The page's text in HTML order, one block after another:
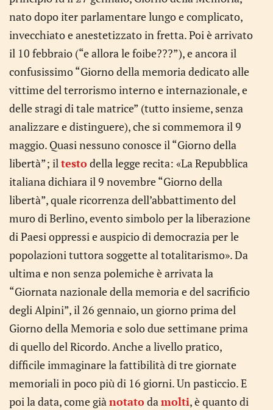
nato dopo iter parlamentare lungo e complicato,
invecchiato e anestetizzato in fretta. Poi è arrivato
il 10 febbraio (“e allora le foibe???”), e ancora il
confusissimo “Giorno della memoria dedicato alle
vittime del terrorismo interno e internazionale, e
delle stragi di tale matrice” (tutto insieme, senza
analizzare e distinguere), che si commemora il 9
maggio. Quasi nessuno conosce il “Giorno della
libertà”; iltestodella legge recita: «La Repubblica
italiana dichiara il 9 novembre “Giorno della
libertà”, quale ricorrenza dell’abbattimento del
muro di Berlino, evento simbolo per la liberazione
di Paesi oppressi e auspicio di democrazia per le
popolazioni tuttora soggette al totalitarismo». Da
ultima e non senza polemiche è arrivata la
“Giornata nazionale della memoria e del sacrificio
degli Alpini”, il 26 gennaio, un giorno prima del
Giorno della Memoria e solo due settimane prima
di quello del Ricordo. Anche a livello pratico,
difficile immaginare la fattibilità di tre giornate
memoriali in poco più di 16 giorni. Un pasticcio. E
poi la data, come giànotatodamolti, è quanto di